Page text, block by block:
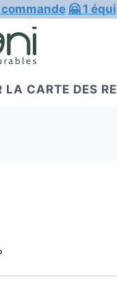
🤗 1
LA CARTE DES